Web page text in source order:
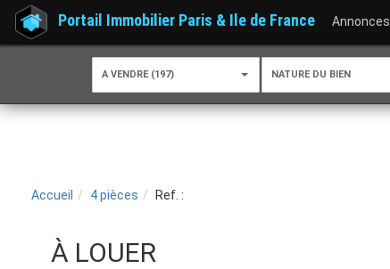
Portail Immobilier Paris & Ile de France Annonces
A VENDRE (197) NATURE DU BIEN
Accueil 4 pièces Ref. :
À LOUER